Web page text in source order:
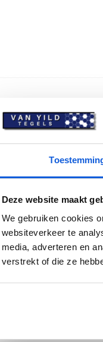
Deze website maakt
We gebruiken cookies
websiteverkeer te
media, adverteren en
verstrekt of die ze